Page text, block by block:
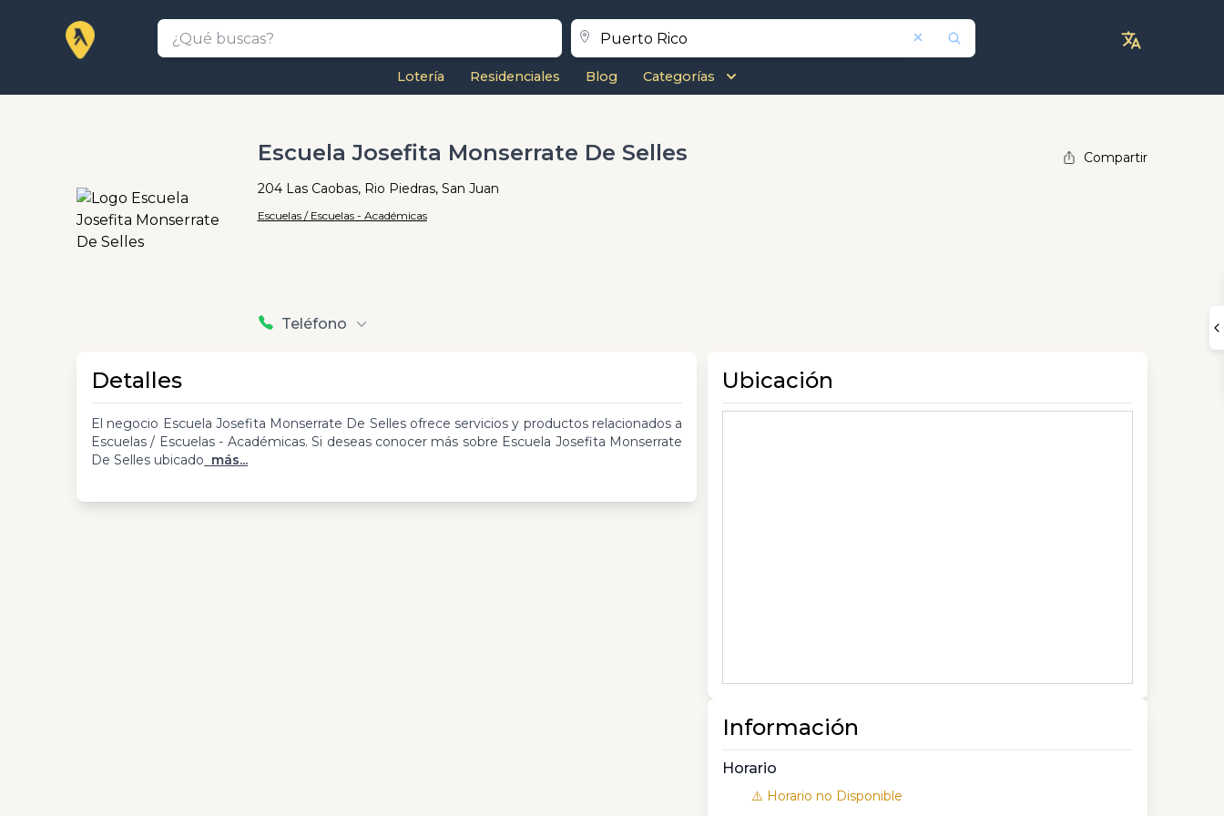
Lotería Residenciales Blog Categorías
Escuela Josefita Monserrate De Selles
204 Las Caobas, Rio Piedras, San Juan
Escuelas / Escuelas - Académicas
Teléfono
Compartir
Detalles
El negocio Escuela Josefita Monserrate De Selles ofrece servicios y productos relacionados a
Escuelas / Escuelas - Académicas. Si deseas conocer más sobre Escuela Josefita Monserrate
De Selles ubicado más...
Ubicación
Información
Horario
⚠️ Horario no Disponible